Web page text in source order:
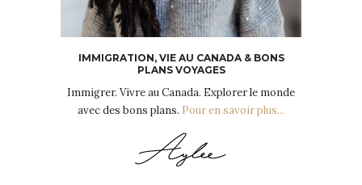
IMMIGRATION, VIE AU CANADA & BONS
PLANS VOYAGES
Immigrer. Vivre au Canada. Explorer le monde
avec des bons plans. Pour en savoir plus...